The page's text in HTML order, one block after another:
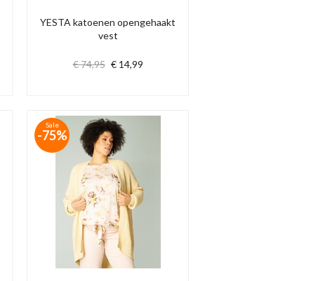
YESTA katoenen opengehaakt
vest
€ 74,95 € 14,99
Sale
-75%